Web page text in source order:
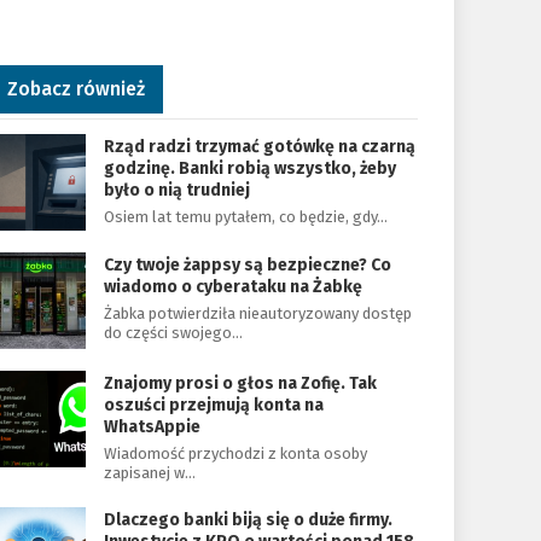
Zobacz również
Rząd radzi trzymać gotówkę na czarną
godzinę. Banki robią wszystko, żeby
było o nią trudniej
Osiem lat temu pytałem, co będzie, gdy…
Czy twoje żappsy są bezpieczne? Co
wiadomo o cyberataku na Żabkę
Żabka potwierdziła nieautoryzowany dostęp
do części swojego…
Znajomy prosi o głos na Zofię. Tak
oszuści przejmują konta na
WhatsAppie
Wiadomość przychodzi z konta osoby
zapisanej w…
Dlaczego banki biją się o duże firmy.